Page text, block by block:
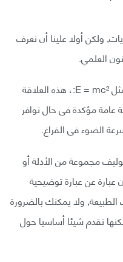
ولكن أولا علينا أن نعرف
العلمي.
القانون العلمى يعبر عن علاقة رياضية مثل E = mc²:، هذه العلاقة
عامة مؤكدة فى حال توافر
مجموعة من الأدلة أو
عن عبارة توضيحية
ولا يمكنك بالضرورة
تقدم شيئا أساسيا حول